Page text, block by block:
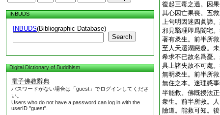
INBUDS
INBUDS(Bibliographic Database)
Search
Digital Dictionary of Buddhism
電子佛教辭典
パスワードがない場合は「guest」でログインしてくださ
い。
Users who do not have a password can log in with the
userID "guest".
復起三毒之過。因
其心因亡果喪。五
上句明因迷四眞諦
邪見翳理即爲闇宅
著有衆生。前半所
至人天還溺惡趣。
希求不已故名爲憂
具上諸失故不可處
無明衆生。前半所
無住之本。迷理惑
半能救。佛既授法
衆生。前半所救。
險道。能救可知。